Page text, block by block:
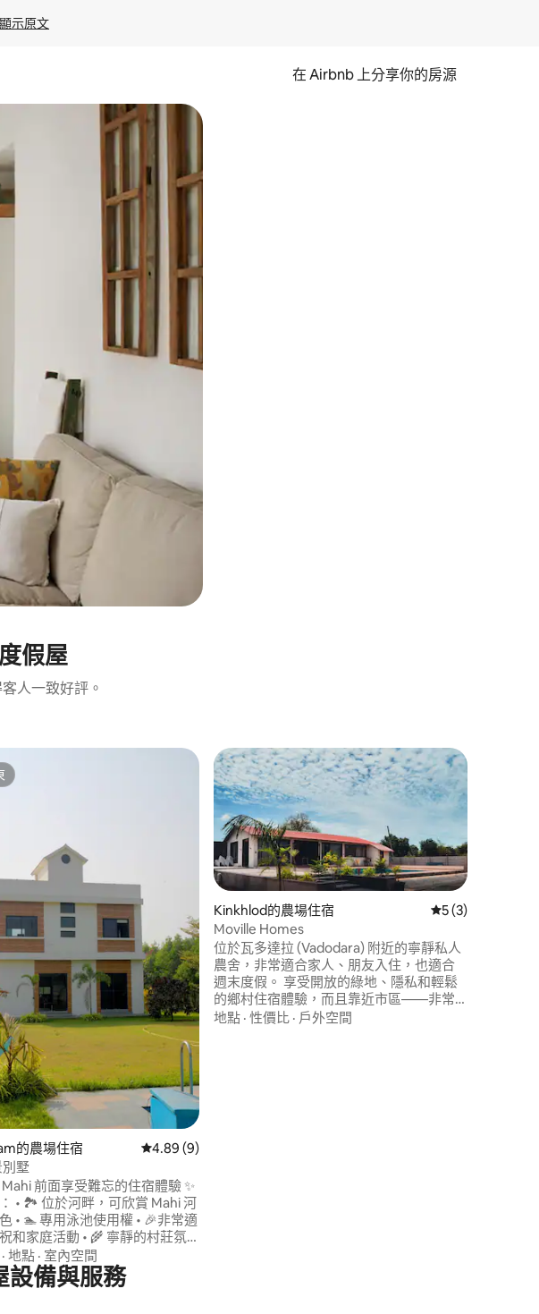
顯示原文
在 Airbnb 上分享你的房源
假屋
人一致好評。
的平均評分（滿分 5 分）
的農場住宿 從 9 則評價中獲得 4.89 的平均評分（滿分 5 分）
4.89 (9)
墅
前面享受難忘的住宿體驗 ✨
河
常適
動 • 🌾 寧靜的村莊氛
施 • 不管你是計劃來一
末、生日派對還是家庭聚會，
農場民宿都能完美融合自然、
· 地點 · 室內空間
Kinkhlod的農場住宿 從 3 則評價中獲
5 (3)
Moville Homes
位於瓦多達拉 (Vadodara) 附近的寧靜私人
農舍，非常適合家人、朋友入住，也適合
週末度假。 享受開放的綠地、隱私和輕鬆
的鄉村住宿體驗，而且靠近市區——非常
適合短期住宿、慶祝活動和大自然愛好
地點 · 性價比 · 戶外空間
設備與服務